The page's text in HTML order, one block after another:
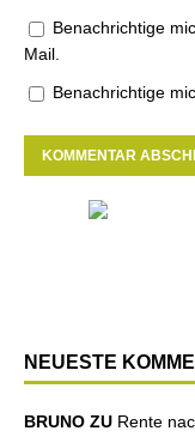
Benachrichtige
Mail.
Benachrichtige
NEUESTE
BRUNO ZU Rente